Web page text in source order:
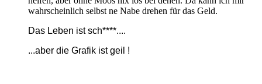
wahrscheinlich selbst ne Nabe drehen für das Geld.
Das Leben ist sch****....
...aber die Grafik ist geil !